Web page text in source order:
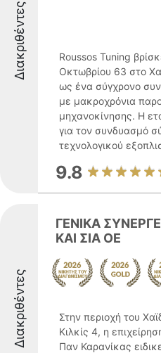
Διακριθέντες
Roussos Tuning
Οκτωβρίου 63 στο
ως ένα σύγχρονο
με μακροχρόνια
μηχανοκίνησης. Η
για τον συνδυασμό
τεχνολογικού
9.8
Διακριθέντες
ΓΕΝΙΚΑ
ΚΑΙ ΣΙΑ ΟΕ
Στην περιοχή του
Κιλκίς 4, η
Παν Καρανίκας